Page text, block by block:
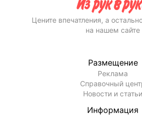
Цените впечатления, а
на нашем сайте
Размещение
Реклама
Справочный
Новости и статьи
Информация